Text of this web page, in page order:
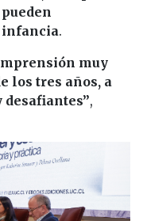
infancia.
muy
los tres años, a
,